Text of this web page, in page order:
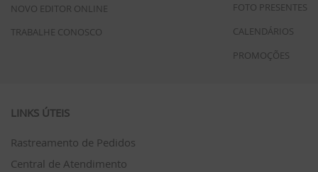
NOVO EDITOR ONLINE
TRABALHE CONOSCO
FOTO PRESENTES
CALENDÁRIOS
PROMOÇÕES
LINKS ÚTEIS
Rastreamento de Pedidos
Central de Atendimento